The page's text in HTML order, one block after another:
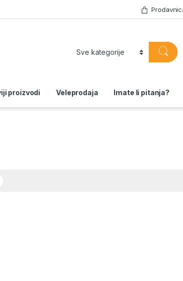
proizvodi Veleprodaja Imate li pitanja?